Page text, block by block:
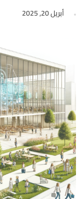
أبريل 20, 2025